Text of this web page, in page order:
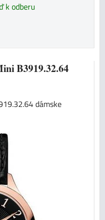
k odberu
B3919.32.64
dámske